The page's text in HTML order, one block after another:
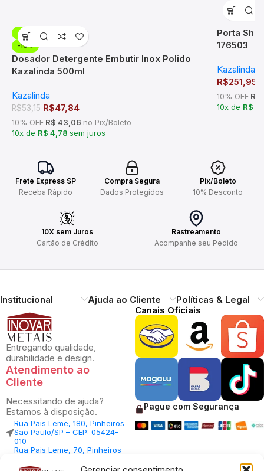
-10%
-10%
Dosador Detergente Embutir Inox Polido
Kazalinda 500ml
Kazalinda
R$53,15 R$47,84
10% OFF R$ 43,06 no Pix/Boleto
10x de R$ 4,78 sem juros
Porta
176503
Kazalinda
R$251,95
10% OFF
10x de R$
Frete Express SP
Receba Rápido
Compra Segura
Dados Protegidos
Pix/Boleto
10% Desconto
10X sem Juros
Cartão de Crédito
Rastreamento
Acompanhe seu Pedido
Institucional Ajuda ao Cliente Políticas & Legal
Entregando qualidade,
durabilidade e design.
Atendimento ao
Cliente
Necessitando de ajuda?
Estamos à disposição.
Rua Pais Leme, 180, Pinheiros
São Paulo/SP – CEP: 05424-
010
Rua Pais Leme, 70, Pinheiros
010
Canais Oficiais
Pague com Segurança